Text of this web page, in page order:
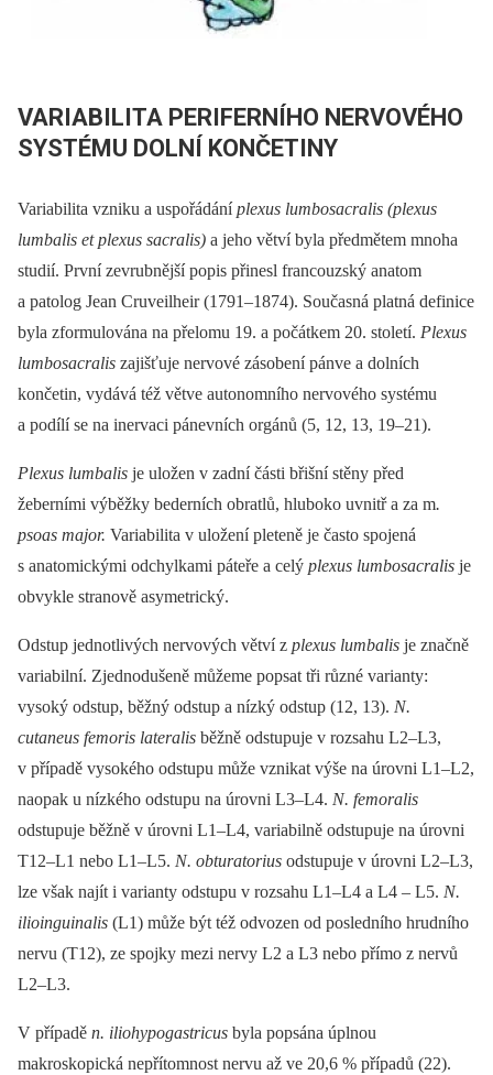
VARIABILITA PERIFERNÍHO NERVOVÉHO
SYSTÉMU DOLNÍ KONČETINY
Variabilita vzniku a uspořádáníplexus lumbosacralis (plexus
lumbalis et plexus sacralis) a jeho větví byla předmětem mnoha
studií. První zevrubnější popis přinesl francouzský anatom
a patolog Jean Cruveilheir (1791–1874). Současná platná definice
byla zformulována na přelomu 19. a počátkem 20. století. Plexus
lumbosacralis zajišťuje nervové zásobení pánve a dolních
končetin, vydává též větve autonomního nervového systému
a podílí se na inervaci pánevních orgánů (5, 12, 13, 19–21).
Plexus lumbalis je uložen v zadní části břišní stěny před
žeberními výběžky bederních obratlů, hluboko uvnitř a za m.
psoas major. Variabilita v uložení pleteně je často spojená
s anatomickými odchylkami páteře a celý plexus lumbosacralis je
obvykle stranově asymetrický.
Odstup jednotlivých nervových větví z plexus lumbalis je značně
variabilní. Zjednodušeně můžeme popsat tři různé varianty:
vysoký odstup, běžný odstup a nízký odstup (12, 13). N.
cutaneus femoris lateralis běžně odstupuje v rozsahu L2–L3,
v případě vysokého odstupu může vznikat výše na úrovni L1–L2,
naopak u nízkého odstupu na úrovni L3–L4. N. femoralis
odstupuje běžně v úrovni L1–L4, variabilně odstupuje na úrovni
T12–L1 nebo L1–L5. N. obturatorius odstupuje v úrovni L2–L3,
lze však najít i varianty odstupu v rozsahu L1–L4 a L4 –⁠ L5. N.
ilioinguinalis (L1) může být též odvozen od posledního hrudního
nervu (T12), ze spojky mezi nervy L2 a L3 nebo přímo z nervů
L2–L3.
V případě n. iliohypogastricus byla popsána úplnou
makroskopická nepřítomnost nervu až ve 20,6 % případů (22).